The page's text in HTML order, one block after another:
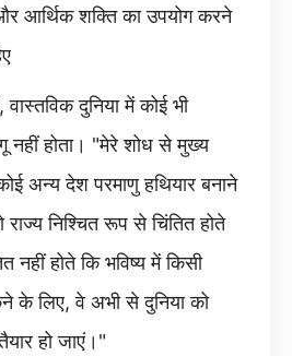
आर्थिक शक्ति का उपयोग करने
दुनिया में कोई भी
नहीं होता। "मेरे शोध से मुख्य
अन्य देश परमाणु हथियार बनाने
निश्चित रूप से चिंतित होते
नहीं होते कि भविष्य में किसी
के लिए, वे अभी से दुनिया को
हो जाएं।"